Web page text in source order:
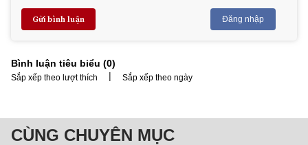
Gửi bình luận Đăng nhập
Bình luận tiêu biểu (0)
Sắp xếp theo lượt thích | Sắp xếp theo ngày
CÙNG CHUYÊN MỤC